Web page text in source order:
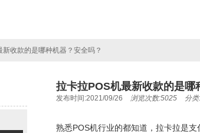
新收款的是哪种机器？安全吗？
拉卡拉POS机最新收款的是哪
发布时间:2021/09/26 浏览次数:5025 分类:
熟悉POS机行业的都知道，拉卡拉是